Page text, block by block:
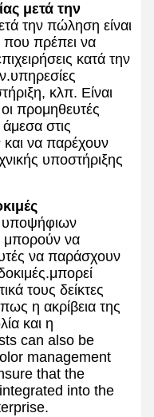
μετά την
την πώληση είναι
που πρέπει να
κατά την
κλπ. Είναι
προμηθευτές
στις
και να παρέχουν
υποστήριξης
υποψήφιων
μπορούν να
να παράσχουν
τους δείκτες
η ακρίβεια της
και η
can also be
management
that the
into the